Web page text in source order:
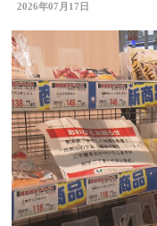
2026年07月17日